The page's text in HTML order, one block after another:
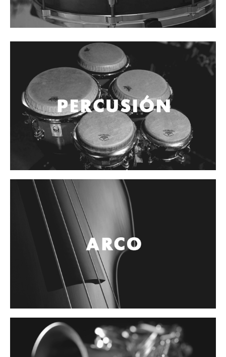
Procesadores y efectos
Monitores de estudio
Audífonos y monitoreo personal
Estantes y soportes
Instalaciones y publicidad
Accesorios
Controladores
Mezcladora
Interfaz
Agujas
Audifonos
Accesorios
Luces y Escenario
Maquinas de humo y escenario
Controladores
Accesorios